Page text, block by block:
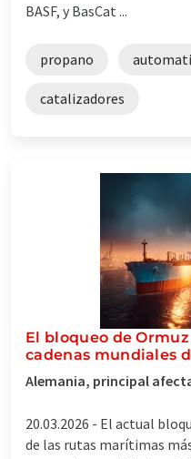
BASF, y BasCat ...
propano
catalizadores
El bloqueo de
cadenas mundiales
Alemania, principal
20.03.2026 - El actual
de las rutas marítimas